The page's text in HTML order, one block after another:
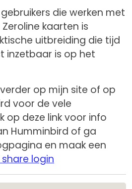
die werken met
kaarten is
uitbreiding die tijd
inzetbaar is op het
op mijn site of op
voor de vele
op deze link voor info
Humminbird of ga
en maak een
share login